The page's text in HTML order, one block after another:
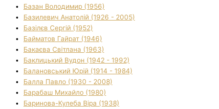
Базан Володимир (1956)
Базилевич Анатолій (1926 - 2005)
Базілєв Сергій (1952)
Байматов Гайрат (1946)
Бакаєва Світлана (1963)
Баклицький Вудон (1942 - 1992)
Балановський Юрій (1914 - 1984)
Балла Павло (1930 - 2008)
Барабаш Михайло (1980)
Баринова-Кулеба Віра (1938)